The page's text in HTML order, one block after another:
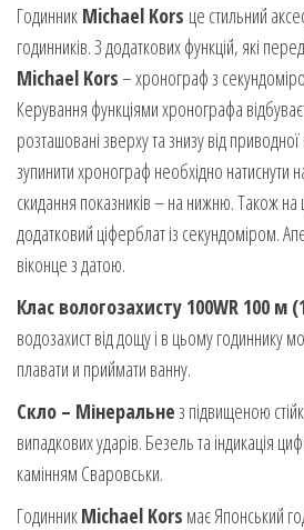
Годинник Michael Kors це стильний
годинників. З додаткових функцій, які
Michael Kors– хронограф з
Керування функціями хронографа
розташовані зверху та знизу від
зупинити хронограф необхідно натиснути
скидання показників – на нижню. Також
додатковий ціферблат із секундоміром.
віконце з датою.
Клас вологозахисту 100WR 100 м
водозахист від дощу і в цьому годиннику
плавати и приймати ванну.
Скло – Мінеральнез підвищеною
випадкових ударів. Безель та індикація
камінням Сваровськи.
ГодинникMichael Kors має Японський